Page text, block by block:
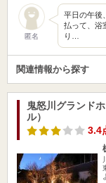
匿名
平日の午後
払って、浴
り…
関連情報から探す
鬼怒川グランド
ル）
3.4